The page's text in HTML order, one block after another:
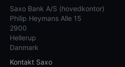
Saxo Bank A/S (hovedkontor)
Philip Heymans Alle 15
2900
Hellerup
Danmark
Kontakt Saxo